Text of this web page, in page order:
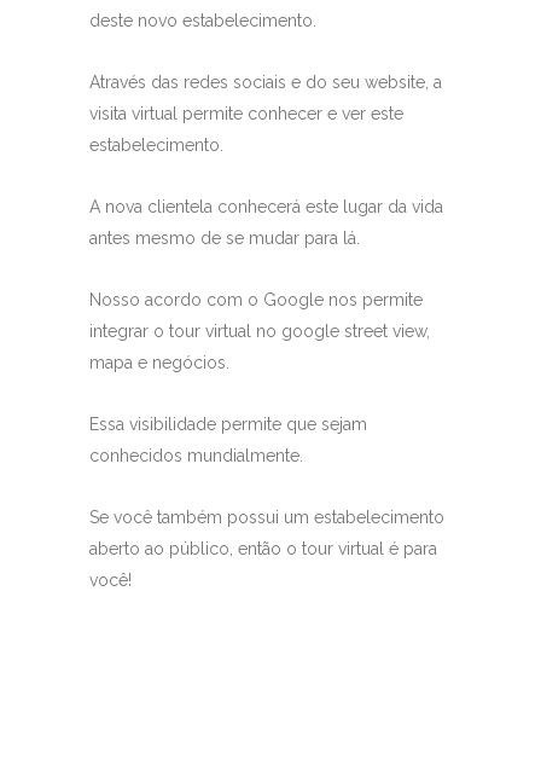
deste novo estabelecimento.
Através das redes sociais e do seu website, a
visita virtual permite conhecer e ver este
estabelecimento.
A nova clientela conhecerá este lugar da vida
antes mesmo de se mudar para lá.
Nosso acordo com o Google nos permite
integrar o tour virtual no google street view,
mapa e negócios.
Essa visibilidade permite que sejam
conhecidos mundialmente.
Se você também possui um estabelecimento
aberto ao público, então o tour virtual é para
você!